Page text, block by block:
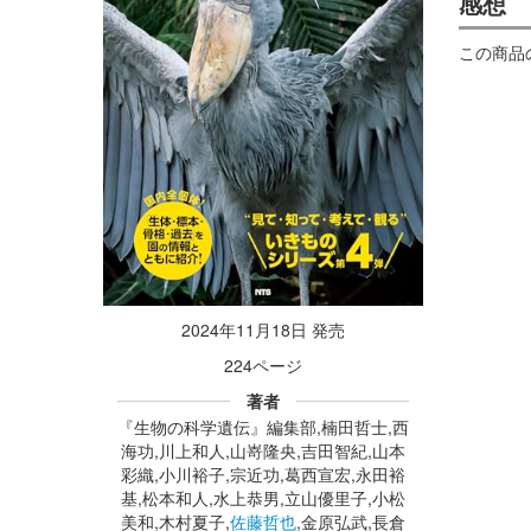
2024年11月18日 発売
224ページ
著者
『生物の科学遺伝』編集部,楠田哲士,西
海功,川上和人,山嵜隆央,吉田智紀,山本
彩織,小川裕子,宗近功,葛西宣宏,永田裕
基,松本和人,水上恭男,立山優里子,小松
美和,木村夏子,佐藤哲也,金原弘武,長倉
この商品